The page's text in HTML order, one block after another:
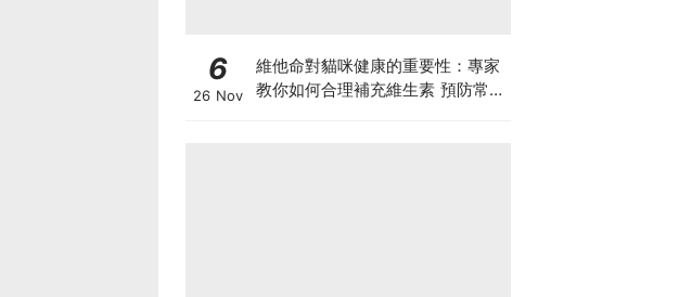
6
26 Nov
維他命對貓咪健康的重要性：專家
教你如何合理補充維生素 預防常見